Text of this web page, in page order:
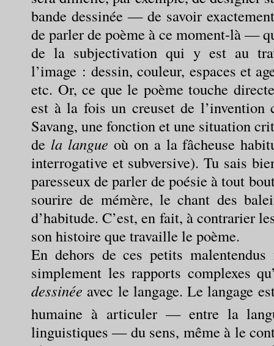
bande dessinée — de savoir
de parler de poème à ce moment-là —
de la subjectivation qui y est au
l’image : dessin, couleur, espaces et
etc. Or, ce que le poème touche
est à la fois un creuset de
Savang, une fonction et une situation
de la langue où on a la fâcheuse
interrogative et subversive). Tu sais
paresseux de parler de poésie à tout
sourire de mémère, le chant des
d’habitude. C’est, en fait, à contrarier
son histoire que travaille le poème.
En dehors de ces petits
simplement les rapports complexes
dessinée avec le langage. Le langage
humaine à articuler — entre la
linguistiques — du sens, même à le